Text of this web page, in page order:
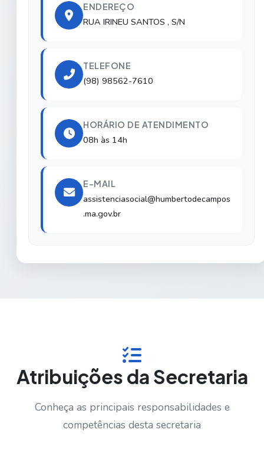
ENDEREÇO
RUA IRINEU SANTOS , S/N
TELEFONE
(98) 98562-7610
HORÁRIO DE ATENDIMENTO
08h às 14h
E-MAIL
assistenciasocial@humbertodecampos
.ma.gov.br
Atribuições da Secretaria
Conheça as principais responsabilidades e
competências desta secretaria